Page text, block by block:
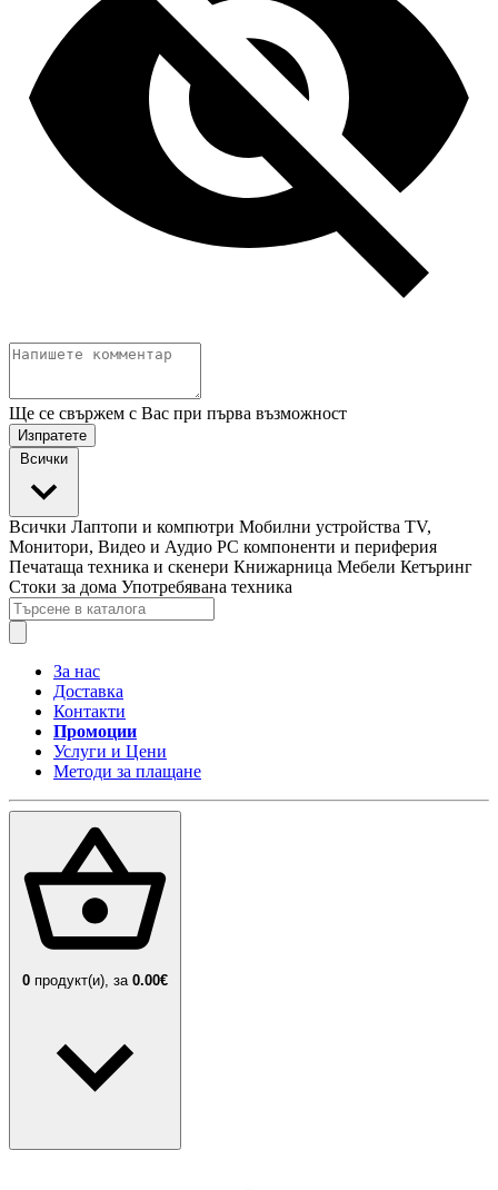
Ще се свържем с Вас при първа възможност
Изпратете
Всички
Всички Лаптопи и компютри Мобилни устройства TV,
Монитори, Видео и Аудио PC компоненти и периферия
Печатаща техника и скенери Книжарница Мебели Кетъринг
Стоки за дома Употребявана техника
За нас
Доставка
Контакти
Промоции
Услуги и Цени
Методи за плащане
0 продукт(и), за 0.00€